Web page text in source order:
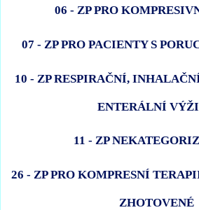
06 - ZP PRO
07 - ZP PRO PACIENTY S
10 - ZP RESPIRAČNÍ,
ENTERÁLNÍ
11 - ZP
26 - ZP PRO KOMPRESNÍ
ZHOTOVENÉ